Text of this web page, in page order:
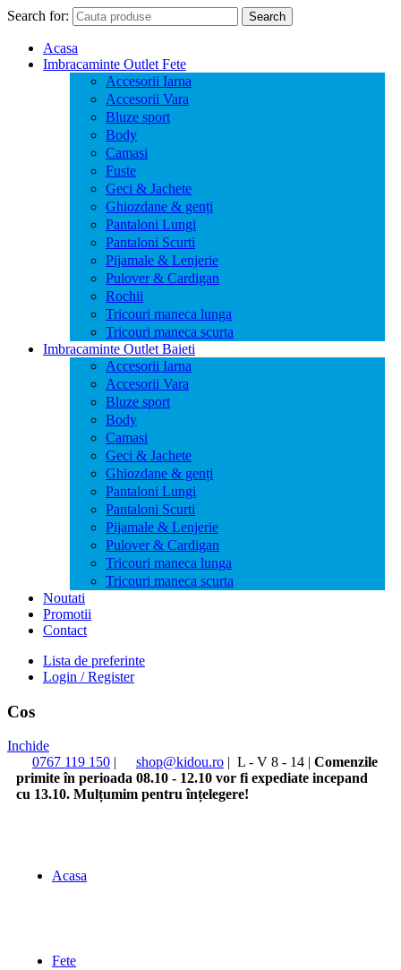
Search for: Search
Acasa
Imbracaminte Outlet Fete
Accesorii Iarna
Accesorii Vara
Bluze sport
Body
Camasi
Fuste
Geci & Jachete
Ghiozdane & genți
Pantaloni Lungi
Pantaloni Scurti
Pijamale & Lenjerie
Pulover & Cardigan
Rochii
Tricouri maneca lunga
Tricouri maneca scurta
Imbracaminte Outlet Baieti
Accesorii Iarna
Accesorii Vara
Bluze sport
Body
Camasi
Geci & Jachete
Ghiozdane & genți
Pantaloni Lungi
Pantaloni Scurti
Pijamale & Lenjerie
Pulover & Cardigan
Tricouri maneca lunga
Tricouri maneca scurta
Noutati
Promotii
Contact
Lista de preferinte
Login / Register
Cos
Inchide
0767 119 150 | shop@kidou.ro | L - V 8 - 14 | Comenzile
primite în perioada 08.10 - 12.10 vor fi expediate incepand
cu 13.10. Mulțumim pentru înțelegere!
Acasa
Fete